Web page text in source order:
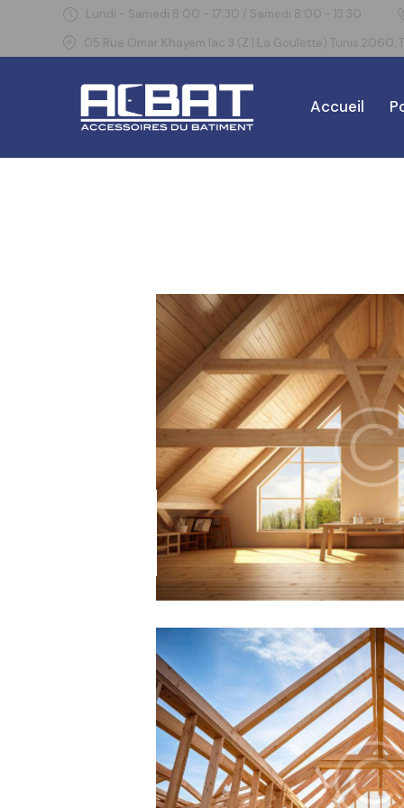
Lundi - Samedi 8:00 - 17:30 / Samedi 8:00 - 13:30
05 Rue Omar Khayem lac 3 (Z.I La Goulette) Tunis 2060,
Accueil